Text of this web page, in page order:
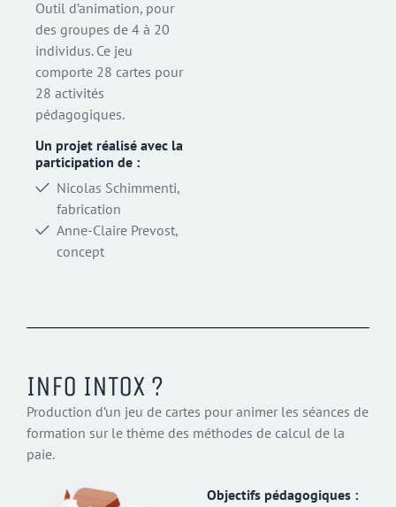
Outil d’animation, pour
des groupes de 4 à 20
individus. Ce jeu
comporte 28 cartes pour
28 activités
pédagogiques.
Un projet réalisé avec la
participation de :
Nicolas Schimmenti,
fabrication
Anne-Claire Prevost,
concept
INFO INTOX ?
Production d’un jeu de cartes pour animer les séances de
formation sur le thème des méthodes de calcul de la
paie.
Objectifs pédagogiques :